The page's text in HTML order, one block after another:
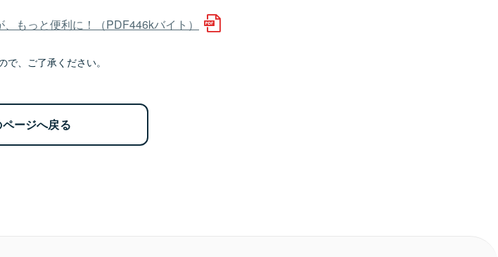
もっと便利に！（PDF446kバイト）
、ご了承ください。
ージへ戻る